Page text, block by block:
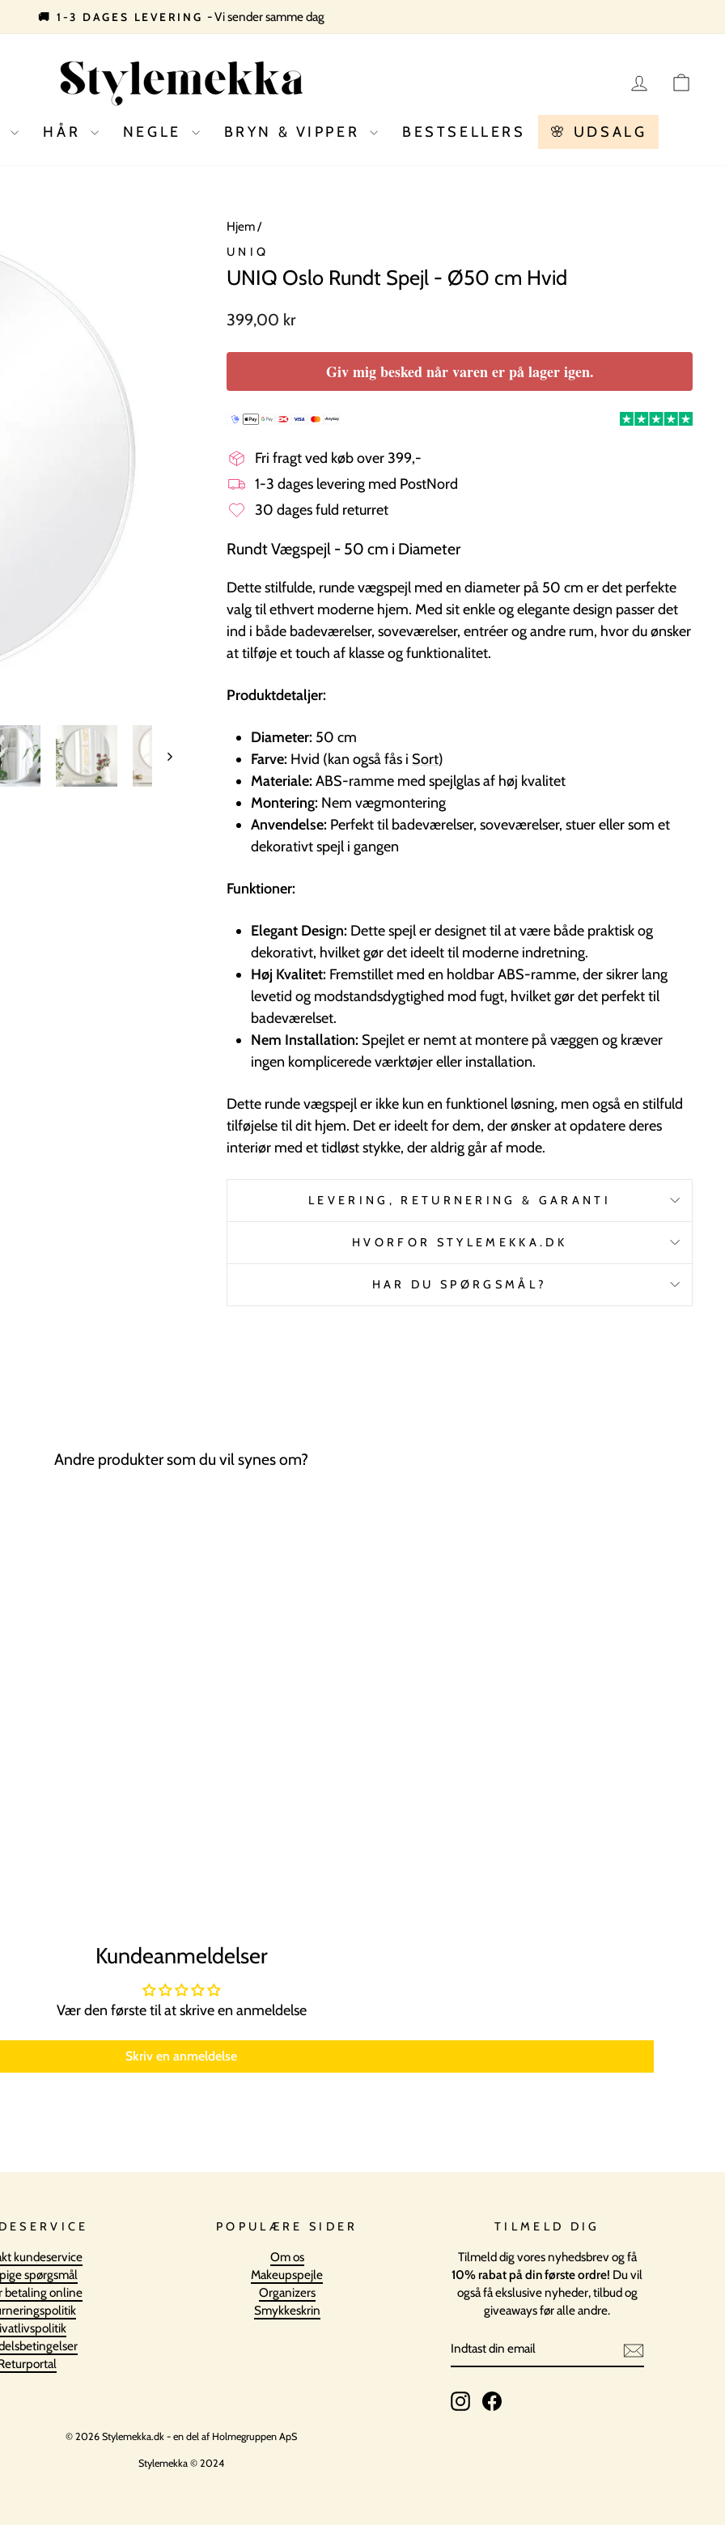
Pause
slideshow
🚚 1-3 DAGES LEVERING - Vi sender samme dag
LOG
HÅR NEGLE BRYN & VIPPER BESTSELLERS 🌸 UDSALG
Hjem/
UNIQ
UNIQ Oslo Rundt Spejl - Ø50 cm Hvid
Normal
399,00 kr
Giv mig besked når varen er på lager igen.
Fri fragt ved køb over 399,-
1-3 dages levering med PostNord
30 dages fuld returret
Rundt Vægspejl - 50 cm i Diameter
Dette stilfulde, runde vægspejl med en diameter på 50 cm er det perfekte
valg til ethvert moderne hjem. Med sit enkle og elegante design passer det
ind i både badeværelser, soveværelser, entréer og andre rum, hvor du ønsker
at tilføje et touch af klasse og funktionalitet.
Produktdetaljer:
Diameter: 50 cm
Farve: Hvid (kan også fås i Sort)
Materiale: ABS-ramme med spejlglas af høj kvalitet
Montering: Nem vægmontering
Anvendelse: Perfekt til badeværelser, soveværelser, stuer eller som et
dekorativt spejl i gangen
Funktioner:
Elegant Design: Dette spejl er designet til at være både praktisk og
dekorativt, hvilket gør det ideelt til moderne indretning.
Høj Kvalitet: Fremstillet med en holdbar ABS-ramme, der sikrer lang
levetid og modstandsdygtighed mod fugt, hvilket gør det perfekt til
badeværelset.
Nem Installation: Spejlet er nemt at montere på væggen og kræver
ingen komplicerede værktøjer eller installation.
Dette runde vægspejl er ikke kun en funktionel løsning, men også en stilfuld
tilføjelse til dit hjem. Det er ideelt for dem, der ønsker at opdatere deres
interiør med et tidløst stykke, der aldrig går af mode.
LEVERING, RETURNERING & GARANTI
HVORFOR STYLEMEKKA.DK
HAR DU SPØRGSMÅL?
Andre produkter som du vil synes om?
Kundeanmeldelser
Vær den første til at skrive en anmeldelse
Skriv en anmeldelse
kundeservice
spørgsmål
betaling online
POPULÆRE SIDER
Om os
Makeupspejle
Organizers
Smykkeskrin
TILMELD DIG
Tilmeld dig vores nyhedsbrev og få
10% rabat på din første ordre! Du vil
også få ekslusive nyheder, tilbud og
giveaways før alle andre.
DIN
EMAIL
InstagramFacebook
© 2026 Stylemekka.dk - en del af Holmegruppen ApS
Stylemekka © 2024